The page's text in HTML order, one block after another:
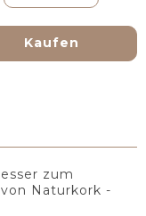
Kaufen
zum
Naturkork -